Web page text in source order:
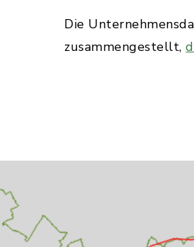
Die
zusammengestellt,